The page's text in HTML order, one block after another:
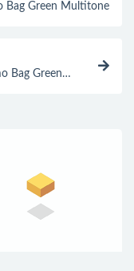
Bag Green Multitone
Bag Green